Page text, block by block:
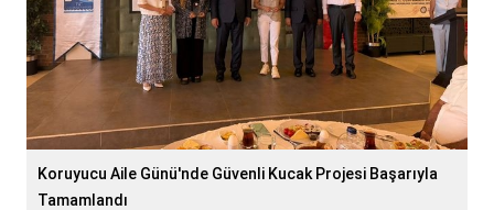
Koruyucu Aile Günü'nde Güvenli Kucak Projesi Başarıyla
Tamamlandı